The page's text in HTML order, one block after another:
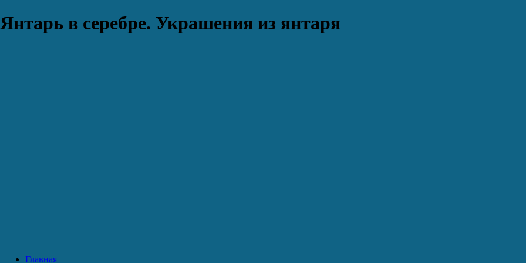
Янтарь в серебре. Украшения из янтаря
Главная